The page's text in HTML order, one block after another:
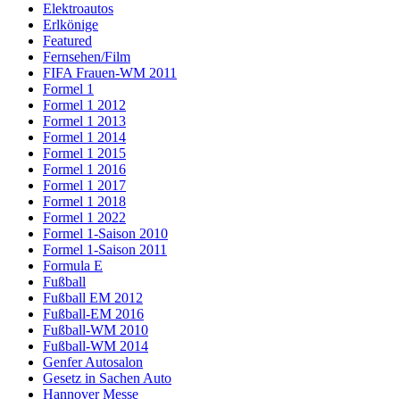
Elektroautos
Erlkönige
Featured
Fernsehen/Film
FIFA Frauen-WM 2011
Formel 1
Formel 1 2012
Formel 1 2013
Formel 1 2014
Formel 1 2015
Formel 1 2016
Formel 1 2017
Formel 1 2018
Formel 1 2022
Formel 1-Saison 2010
Formel 1-Saison 2011
Formula E
Fußball
Fußball EM 2012
Fußball-EM 2016
Fußball-WM 2010
Fußball-WM 2014
Genfer Autosalon
Gesetz in Sachen Auto
Hannover Messe